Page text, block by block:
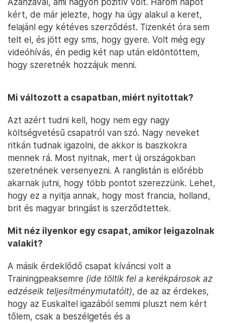
kért, de már jelezte, hogy ha úgy alakul a keret,
felajánl egy kétéves szerződést. Tizenkét óra sem
telt el, és jött egy sms, hogy gyere. Volt még egy
videóhívás, én pedig két nap után eldöntöttem,
hogy szeretnék hozzájuk menni.
Mi változott a csapatban, miért nyitottak?
Azt azért tudni kell, hogy nem egy nagy
költségvetésű csapatról van szó. Nagy neveket
ritkán tudnak igazolni, de akkor is baszkokra
mennek rá. Most nyitnak, mert új országokban
szeretnének versenyezni. A ranglistán is előrébb
akarnak jutni, hogy több pontot szerezzünk. Lehet,
hogy ez a nyitja annak, hogy most francia, holland,
brit és magyar bringást is szerződtettek.
Mit néz ilyenkor egy csapat, amikor leigazolnak
valakit?
A másik érdeklődő csapat kíváncsi volt a
Trainingpeaksemre (ide töltik fel a kerékpárosok az
edzéseik teljesítménymutatóit), de az az érdekes,
hogy az Euskaltel igazából semmi pluszt nem kért
tőlem, csak a beszélgetés és a